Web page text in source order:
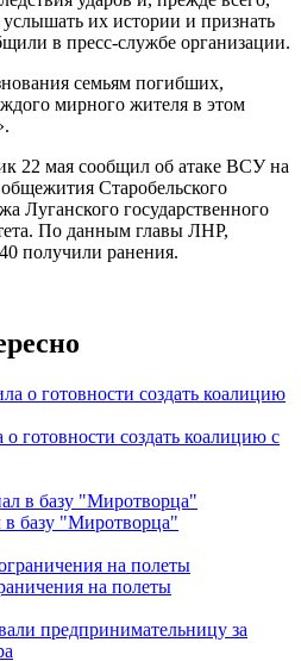
их истории и признать
в пресс-службе организации.
семьям погибших,
мирного жителя в этом
22 мая сообщил об атаке ВСУ на
Старобельского
Луганского государственного
По данным главы ЛНР,
получили ранения.
готовности создать коалицию с
в базу "Миротворца"
на полеты